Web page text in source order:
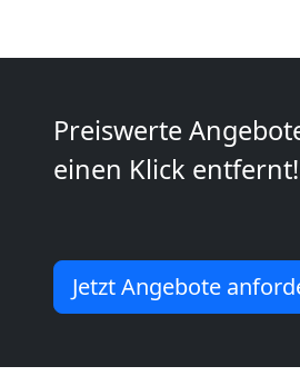
Preiswerte
einen Klick entfernt!
Jetzt Angebote
Neustadt
Service-